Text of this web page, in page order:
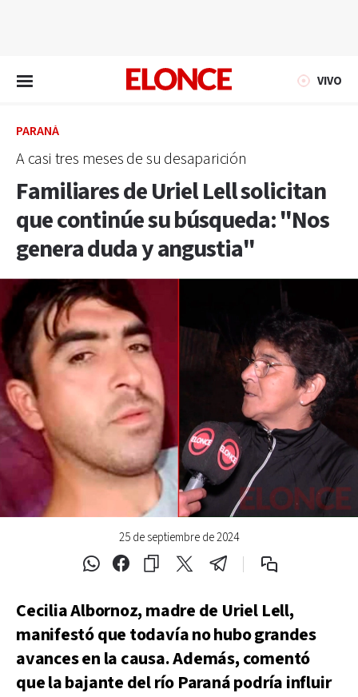
VIVO
PARANÁ
A casi tres meses de su desaparición
Familiares de Uriel Lell solicitan
que continúe su búsqueda: "Nos
genera duda y angustia"
25 de septiembre de 2024
Cecilia Albornoz, madre de Uriel Lell,
manifestó que todavía no hubo grandes
avances en la causa. Además, comentó
que la bajante del río Paraná podría influir